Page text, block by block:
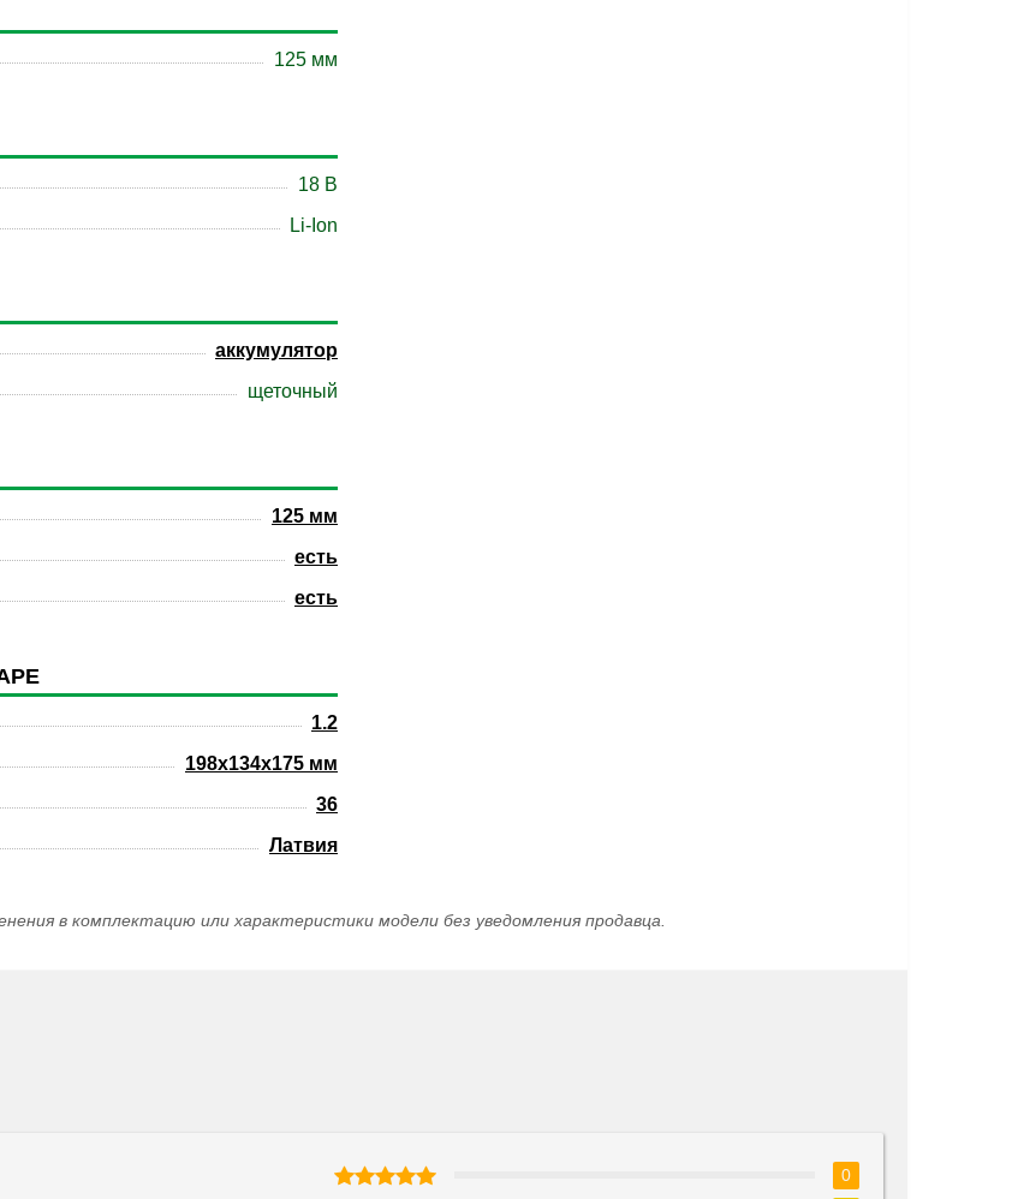
125 мм
18 B
Li-Ion
аккумулятор
щеточный
125 мм
есть
есть
1.2
198x134x175 мм
36
Латвия
в комплектацию или характеристики модели без уведомления продавца.
0